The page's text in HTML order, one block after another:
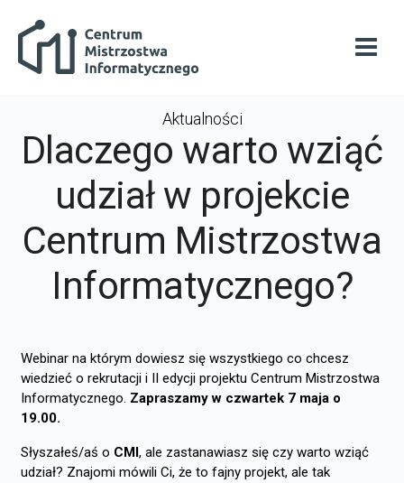
Aktualności
Dlaczego warto wziąć
udział w projekcie
Centrum Mistrzostwa
Informatycznego?
Webinar na którym dowiesz się wszystkiego co chcesz
wiedzieć o rekrutacji i II edycji projektu Centrum Mistrzostwa
Informatycznego. Zapraszamy w czwartek 7 maja o
19.00.
Słyszałeś/aś o CMI, ale zastanawiasz się czy warto wziąć
udział? Znajomi mówili Ci, że to fajny projekt, ale tak